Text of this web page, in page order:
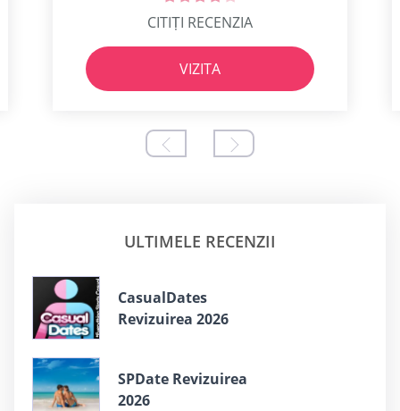
CITIȚI RECENZIA
VIZITA
ULTIMELE RECENZII
СasualDates
Revizuirea 2026
SPDate Revizuirea
2026